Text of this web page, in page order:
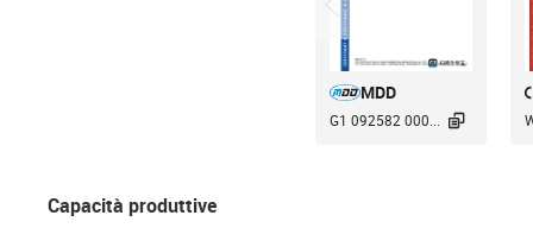
MDD
G1 092582 000... 
Capacità produttive